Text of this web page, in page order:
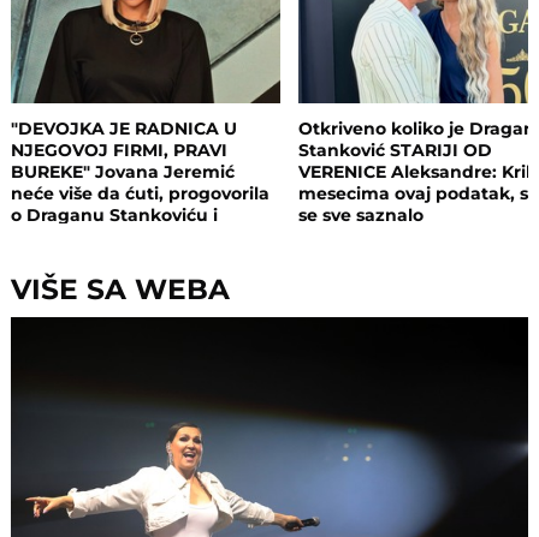
"DEVOJKA JE RADNICA U
NJEGOVOJ FIRMI, PRAVI
BUREKE" Jovana Jeremić
neće više da ćuti, progovorila
o Draganu Stankoviću i
Otkriveno koliko je Dragan
Stanković STARIJI OD
VERENICE Aleksandre: Krili
mesecima ovaj podatak,
se sve saznalo
VIŠE SA WEBA